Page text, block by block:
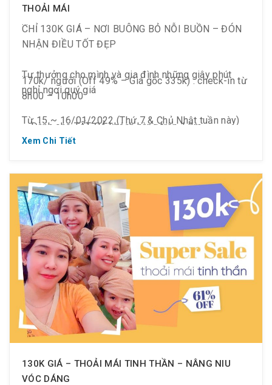
THOẢI MÁI
CHỈ 130K GIÁ – NƠI BUÔNG BỎ NỖI BUỒN – ĐÓN
NHẬN ĐIỀU TỐT ĐẸP
Tự thưởng cho mình và gia đình những giây phút
nghỉ ngơi quý giá
Từ 15 ~ 16/01/2022 (Thứ 7 & Chủ Nhật tuần này)
170k/ người (Off 49% – Giá gốc 335k) : check-in từ
8h00 – 10h00
– Dành cho TẤT CẢ khách hàng trên 1.2m
công khai
130k/ người (Off 61% – Giá gốc 335k) : check-in
sau 17h00
– Dành cho khách hàng NỮ hoặc “Couple” (1 nam, 1
nữ) trên 1.2m
– #Li.ke & #Follow Fanpage & #Share bài viết công
khai
Đặc biệt: Khách hàng dưới 1.2m: miễn phí
Xem Chi Tiết
130K GIÁ – THOẢI MÁI TINH THẦN – NÂNG NIU
VÓC DÁNG